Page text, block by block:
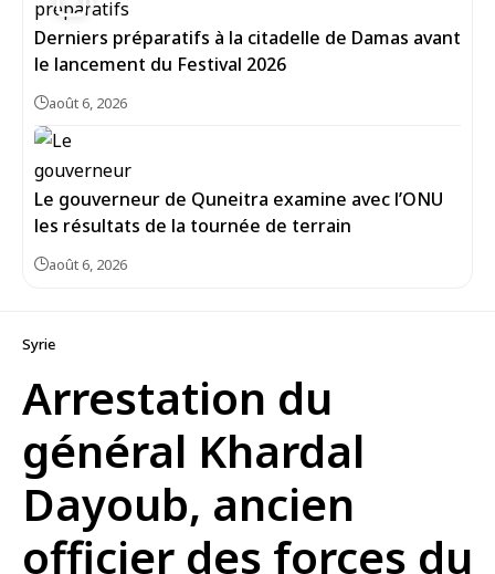
Derniers préparatifs à la citadelle de Damas avant
le lancement du Festival 2026
août 6, 2026
Le gouverneur de Quneitra examine avec l’ONU
les résultats de la tournée de terrain
août 6, 2026
Syrie
Arrestation du
général Khardal
Dayoub, ancien
officier des forces du